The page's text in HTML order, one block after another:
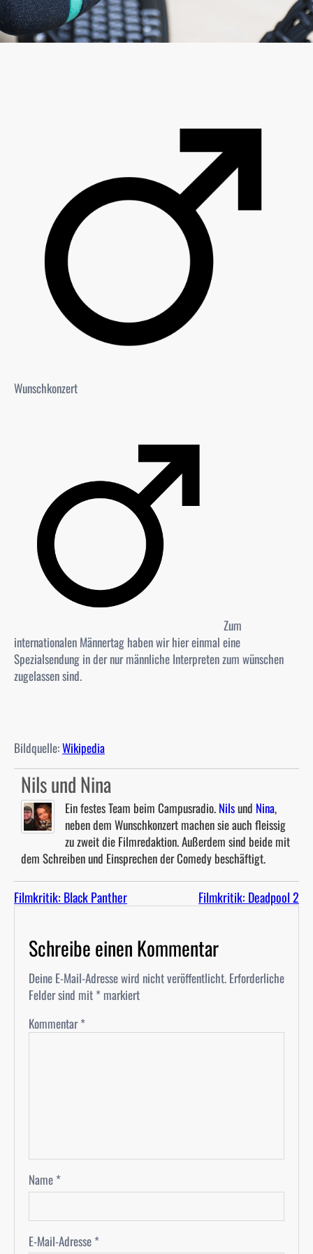
Wunschkonzert
Zum
internationalen Männertag haben wir hier einmal eine
Spezialsendung in der nur männliche Interpreten zum wünschen
zugelassen sind.
Bildquelle:Wikipedia
Nils und Nina
Ein festes Team beim Campusradio. Nilsund Nina,
neben dem Wunschkonzert machen sie auch fleissig
zu zweit die Filmredaktion. Außerdem sind beide mit
dem Schreiben und Einsprechen der Comedy beschäftigt.
Filmkritik: Black Panther Filmkritik: Deadpool 2
Schreibe einen Kommentar
Deine E-Mail-Adresse wird nicht veröffentlicht. Erforderliche
Felder sind mit * markiert
Kommentar*
Name *
E-Mail-Adresse *